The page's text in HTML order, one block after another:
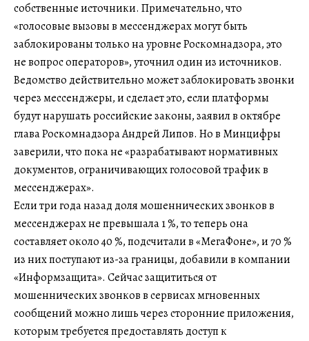
собственные источники. Примечательно, что
«голосовые вызовы в мессенджерах могут быть
заблокированы только на уровне Роскомнадзора, это
не вопрос операторов», уточнил один из источников.
Ведомство действительно может заблокировать звонки
через мессенджеры, и сделает это, если платформы
будут нарушать российские законы, заявил в октябре
глава Роскомнадзора Андрей Липов. Но в Минцифры
заверили, что пока не «разрабатывают нормативных
документов, ограничивающих голосовой трафик в
мессенджерах».
Если три года назад доля мошеннических звонков в
мессенджерах не превышала 1 %, то теперь она
составляет около 40 %, подсчитали в «МегаФоне», и 70 %
из них поступают из-за границы, добавили в компании
«Информзащита». Сейчас защититься от
мошеннических звонков в сервисах мгновенных
сообщений можно лишь через сторонние приложения,
которым требуется предоставлять доступ к